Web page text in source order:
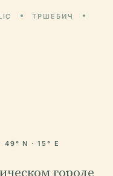
ТРШЕБИЧ
49° N · 15° E
городе